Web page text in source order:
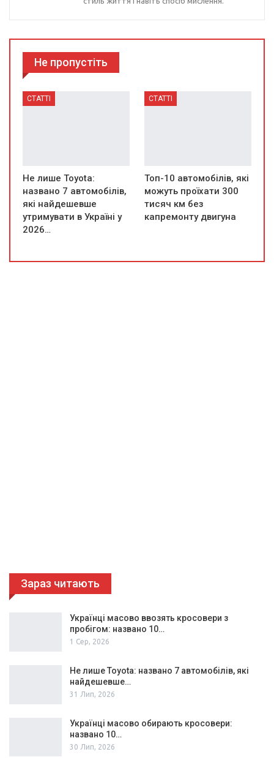
Не пропустіть
СТАТТІ
Не лише Toyota:
названо 7 автомобілів,
які найдешевше
утримувати в Україні у
2026…
СТАТТІ
Топ-10 автомобілів, які
можуть проїхати 300
тисяч км без
капремонту двигуна
Зараз читають
Українці масово ввозять кросовери з
пробігом: названо 10…
1 Сер, 2026
Не лише Toyota: названо 7 автомобілів, які
найдешевше…
31 Лип, 2026
Українці масово обирають кросовери:
названо 10…
30 Лип, 2026